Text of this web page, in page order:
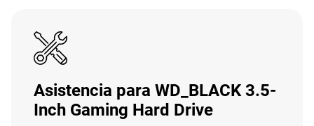
Asistencia para WD_BLACK 3.5-
Inch Gaming Hard Drive